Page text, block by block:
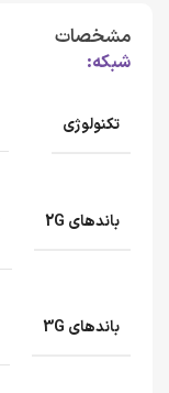
مشخصات
شبکه:
تکنولوژی
باندهای 2G
باندهای 3G